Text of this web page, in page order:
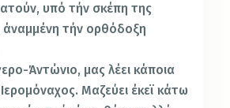
υπό τήν σκέπη της
τήν ορθόδοξη
Άντώνιο, μας λέει κάποια
Μαζεύει έκεϊ κάτω